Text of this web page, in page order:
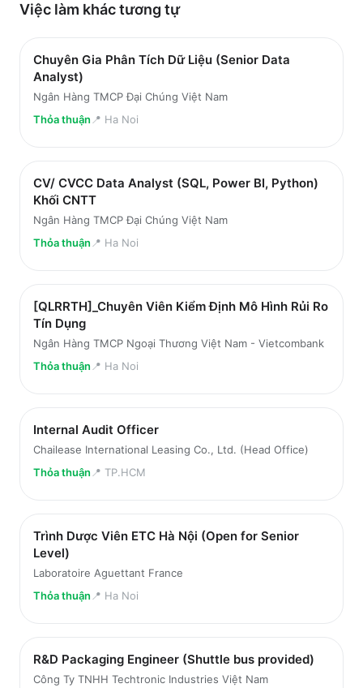
Việc làm kháctương tự
Chuyên Gia Phân Tích Dữ Liệu (Senior Data
Analyst)
Ngân Hàng TMCP Đại Chúng Việt Nam
Thỏa thuận 📍 Ha Noi
CV/ CVCC Data Analyst (SQL, Power BI, Python)
Khối CNTT
Ngân Hàng TMCP Đại Chúng Việt Nam
Thỏa thuận 📍 Ha Noi
[QLRRTH]_Chuyên Viên Kiểm Định Mô Hình Rủi Ro
Tín Dụng
Ngân Hàng TMCP Ngoại Thương Việt Nam - Vietcombank
Thỏa thuận 📍 Ha Noi
Internal Audit Officer
Chailease International Leasing Co., Ltd. (Head Office)
Thỏa thuận 📍 TP.HCM
Trình Dược Viên ETC Hà Nội (Open for Senior
Level)
Laboratoire Aguettant France
Thỏa thuận 📍 Ha Noi
R&D Packaging Engineer (Shuttle bus provided)
Công Ty TNHH Techtronic Industries Việt Nam